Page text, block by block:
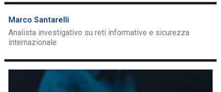
Marco Santarelli
Analista investigativo su reti informative e sicurezza
internazionale